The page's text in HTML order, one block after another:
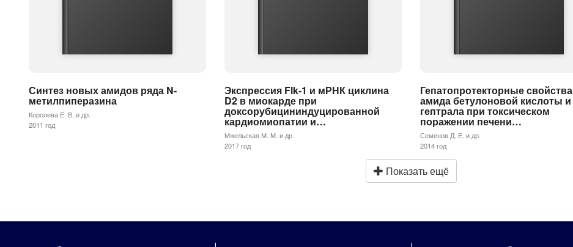
Синтез новых амидов ряда N-
метилпиперазина
Королева Е. В. и др.
2011 год
Экспрессия Flk-1 и мРНК циклина
D2 в миокарде при
доксорубицининдуцированной
кардиомиопатии и…
Мжельская М. М. и др.
2017 год
Гепатопротекторные свойства
амида бетулоновой кислоты и
гептрала при токсическом
поражении печени…
Семенов Д. Е. и др.
2014 год
Показать ещё